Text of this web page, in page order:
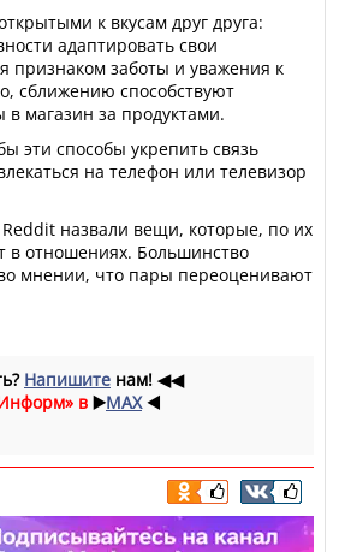
к вкусам друг друга:
адаптировать свои
признаком заботы и уважения к
сближению способствуют
в магазин за продуктами.
эти способы укрепить связь
на телефон или телевизор
назвали вещи, которые, по их
отношениях. Большинство
мнении, что пары переоценивают
Напишите нам! ◀◀
в ▶️MAX ◀️